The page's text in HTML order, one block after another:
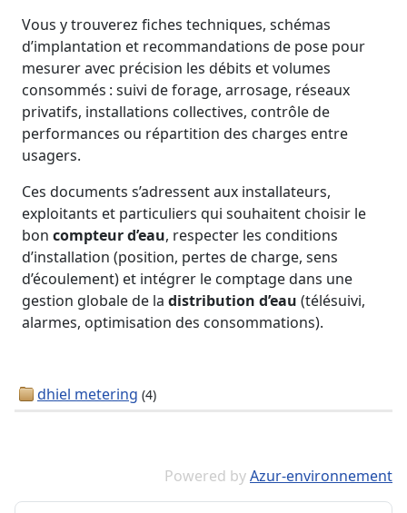
Vous y trouverez fiches techniques, schémas
d’implantation et recommandations de pose pour
mesurer avec précision les débits et volumes
consommés : suivi de forage, arrosage, réseaux
privatifs, installations collectives, contrôle de
performances ou répartition des charges entre
usagers.
Ces documents s’adressent aux installateurs,
exploitants et particuliers qui souhaitent choisir le
bon compteur d’eau, respecter les conditions
d’installation (position, pertes de charge, sens
d’écoulement) et intégrer le comptage dans une
gestion globale de la distribution d’eau (télésuivi,
alarmes, optimisation des consommations).
dhiel metering (4)
Powered byAzur-environnement